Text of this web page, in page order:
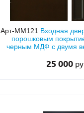
Арт-ММ121 Входная
порошковым
черным МДФ с двумя
25 000